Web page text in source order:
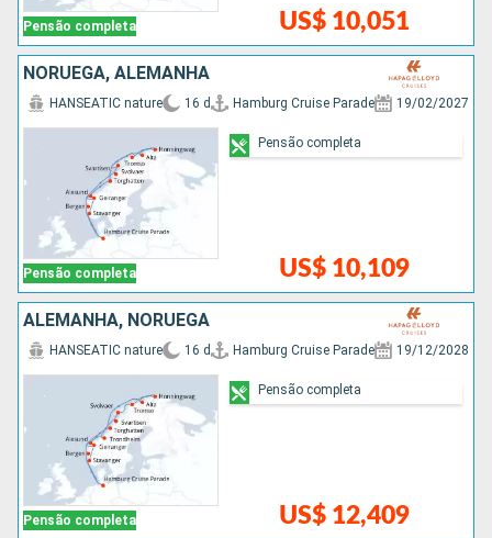
Pensão completa US$ 10,051
NORUEGA, ALEMANHA
Pensão completa
HANSEATIC nature 16 d Hamburg Cruise Parade 19/02/2027
US$ 10,109
Pensão completa
ALEMANHA, NORUEGA
Pensão completa
HANSEATIC nature 16 d Hamburg Cruise Parade 19/12/2028
US$ 12,409
Pensão completa